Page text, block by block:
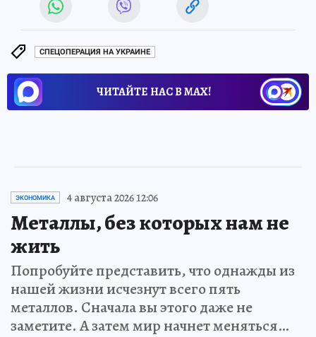
СПЕЦОПЕРАЦИЯ НА УКРАИНЕ
ЧИТАЙТЕ НАС В МАХ!
ЭКОНОМИКА 4 августа 2026 12:06
Металлы, без которых нам не
жить
Попробуйте представить, что однажды из
нашей жизни исчезнут всего пять
металлов. Сначала вы этого даже не
заметите. А затем мир начнет меняться…